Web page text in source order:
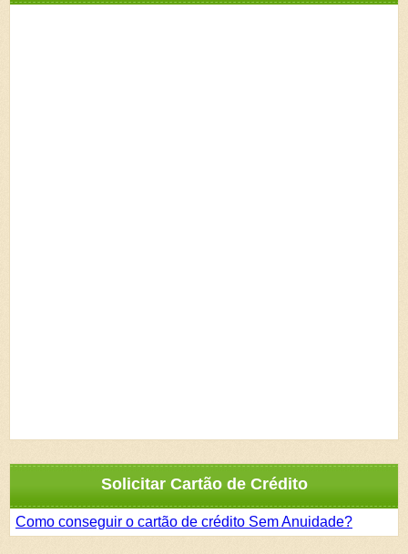
Solicitar Cartão de Crédito
Como conseguir o cartão de crédito Sem Anuidade?